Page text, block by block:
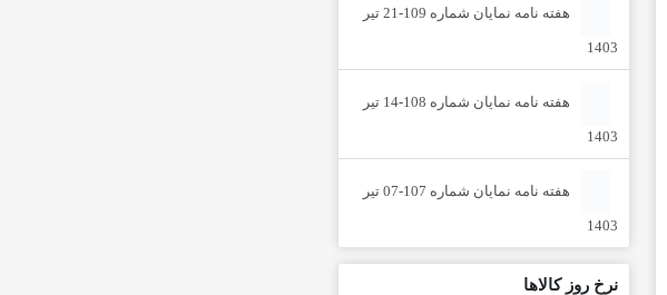
هفته نامه نمایان شماره 109-21 تیر
1403
هفته نامه نمایان شماره 108-14 تیر
1403
هفته نامه نمایان شماره 107-07 تیر
1403
نرخ روز کالاها